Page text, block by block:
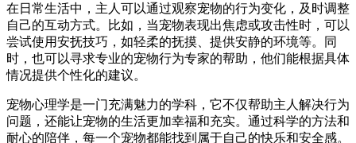
在日常生活中，主人可以通过观察宠物的行为变化，及时调整
自己的互动方式。比如，当宠物表现出焦虑或攻击性时，可以
尝试使用安抚技巧，如轻柔的抚摸、提供安静的环境等。同
时，也可以寻求专业的宠物行为专家的帮助，他们能根据具体
情况提供个性化的建议。
宠物心理学是一门充满魅力的学科，它不仅帮助主人解决行为
问题，还能让宠物的生活更加幸福和充实。通过科学的方法和
耐心的陪伴，每一个宠物都能找到属于自己的快乐和安全感。